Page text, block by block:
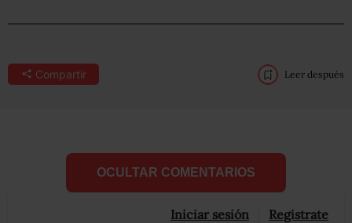
Compartir Leer después
OCULTAR COMENTARIOS
Iniciar sesión Registrate